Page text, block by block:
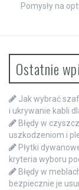
Pomysły na
Ostatnie
Jak wybrać
i ukrywanie kabli
Błędy w
uszkodzeniom i
Płytki
kryteria wyboru
Błędy w
bezpiecznie je